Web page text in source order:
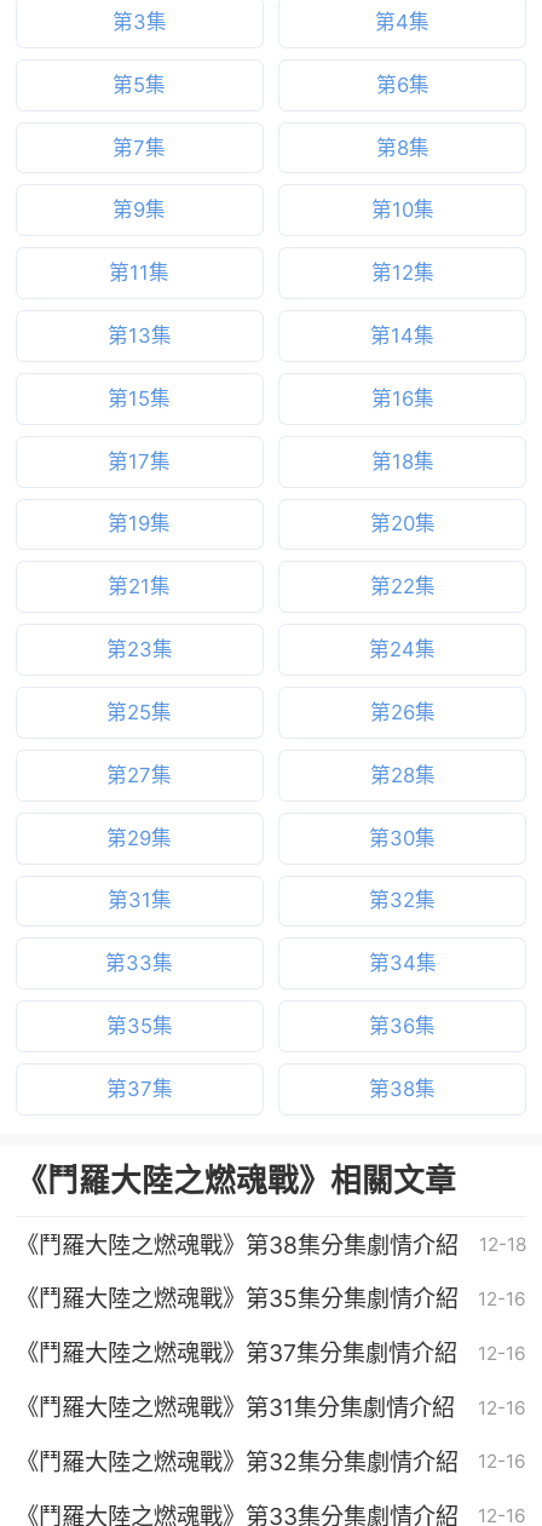
第3集 第4集
第5集 第6集
第7集 第8集
第9集 第10集
第11集 第12集
第13集 第14集
第15集 第16集
第17集 第18集
第19集 第20集
第21集 第22集
第23集 第24集
第25集 第26集
第27集 第28集
第29集 第30集
第31集 第32集
第33集 第34集
第35集 第36集
第37集 第38集
《鬥羅大陸之燃魂戰》相關文章
《鬥羅大陸之燃魂戰》第38集分集劇情介紹 12-18
《鬥羅大陸之燃魂戰》第35集分集劇情介紹 12-16
《鬥羅大陸之燃魂戰》第37集分集劇情介紹 12-16
《鬥羅大陸之燃魂戰》第31集分集劇情介紹 12-16
《鬥羅大陸之燃魂戰》第32集分集劇情介紹 12-16
《鬥羅大陸之燃魂戰》第33集分集劇情介紹 12-16